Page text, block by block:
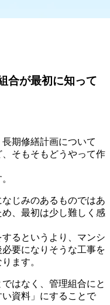
合が最初に知って
期修繕計画について
、そもそもどうやって作
じみのあるものではあ
、最初は少し難しく感
るというより、マンシ
要になりそうな工事を
ます。
はなく、管理組合にと
資料」にすることで